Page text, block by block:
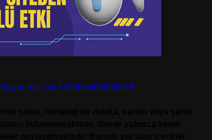
Skype: live:.cid.575569c608265c69